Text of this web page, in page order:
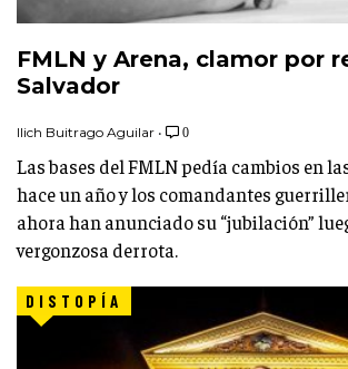
FMLN y Arena, clamor por
Salvador
Ilich Buitrago Aguilar • 0
Las bases del FMLN pedía cambios en
hace un año y los comandantes
ahora han anunciado su “jubilación”
vergonzosa derrota.
DISTOPÍA